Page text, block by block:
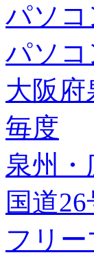
パソコ
パソ
大阪府
毎度
泉州・
国道26
フリ